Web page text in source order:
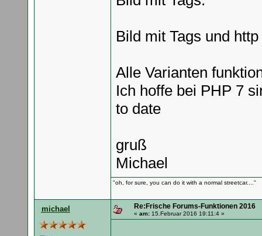
Bild mit Tags und
Alle Varianten
Ich hoffe bei PHP 7
to date
gruß
Michael
"oh, for sure, you can do it with a normal streetcar...."
michael Re:Frische Forums-Funktionen 2016
« am:15.Februar 2016 19:11:4 »